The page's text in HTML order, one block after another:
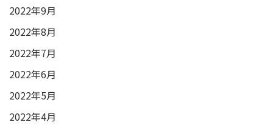
2022年9月
2022年8月
2022年7月
2022年6月
2022年5月
2022年4月